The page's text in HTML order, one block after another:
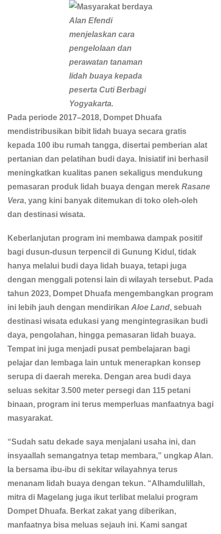
Alan Efendi
menjelaskan cara
pengelolaan dan
perawatan tanaman
lidah buaya kepada
peserta Cuti Berbagi
Yogyakarta.
Pada periode 2017–2018, Dompet Dhuafa
mendistribusikan bibit lidah buaya secara gratis
kepada 100 ibu rumah tangga, disertai pemberian alat
pertanian dan pelatihan budi daya. Inisiatif ini berhasil
meningkatkan kualitas panen sekaligus mendukung
pemasaran produk lidah buaya dengan merek Rasane
Vera, yang kini banyak ditemukan di toko oleh-oleh
dan destinasi wisata.
Keberlanjutan program ini membawa dampak positif
bagi dusun-dusun terpencil di Gunung Kidul, tidak
hanya melalui budi daya lidah buaya, tetapi juga
dengan menggali potensi lain di wilayah tersebut. Pada
tahun 2023, Dompet Dhuafa mengembangkan program
ini lebih jauh dengan mendirikan Aloe Land, sebuah
destinasi wisata edukasi yang mengintegrasikan budi
daya, pengolahan, hingga pemasaran lidah buaya.
Tempat ini juga menjadi pusat pembelajaran bagi
pelajar dan lembaga lain untuk menerapkan konsep
serupa di daerah mereka. Dengan area budi daya
seluas sekitar 3.500 meter persegi dan 115 petani
binaan, program ini terus memperluas manfaatnya bagi
masyarakat.
“Sudah satu dekade saya menjalani usaha ini, dan
insyaallah semangatnya tetap membara,” ungkap Alan.
Ia bersama ibu-ibu di sekitar wilayahnya terus
menanam lidah buaya dengan tekun. “Alhamdulillah,
mitra di Magelang juga ikut terlibat melalui program
Dompet Dhuafa. Berkat zakat yang diberikan,
manfaatnya bisa meluas sejauh ini. Kami sangat